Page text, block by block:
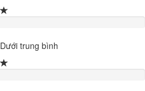
Dưới trung bình